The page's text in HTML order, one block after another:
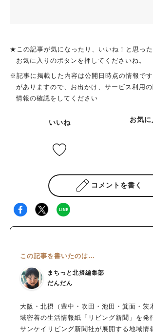
★この記事が気になったり、いいね！と思っ
お気に入りのボタンを押してくださいね。
※記事に掲載した内容は公開日時点の情報で
がありますので、お出かけ、サービス利用
情報の確認をしてください
いいね お気
コメントを書く
この記事を書いたのは…
まちっと北摂編集部
だんだん
大阪・北摂（豊中・吹田・池田・箕面・茨
域密着の生活情報紙「リビング新聞」を発
サンケイリビング新聞社が展開する地域情